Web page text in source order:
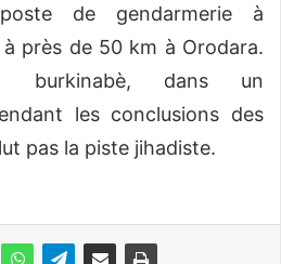
de gendarmerie à
près de 50 km à Orodara.
burkinabè, dans un
les conclusions des
pas la piste jihadiste.